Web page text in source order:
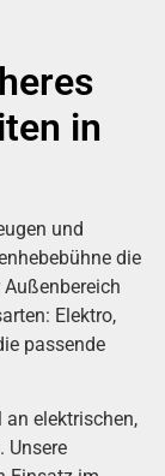
in
und
die
Elektro,
passende
elektrischen,
Unsere